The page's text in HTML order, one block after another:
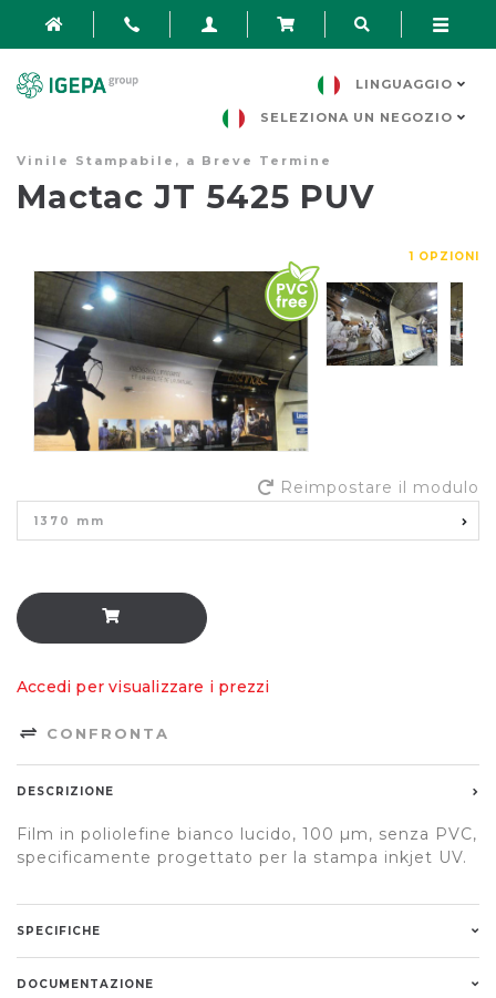
LINGUAGGIO
SELEZIONA UN NEGOZIO
Vinile Stampabile, a Breve Termine
Mactac JT 5425 PUV
1 OPZIONI
Reimpostare il modulo
1370 mm
Accedi per visualizzare i prezzi
CONFRONTA
DESCRIZIONE
Film in poliolefine bianco lucido, 100 µm, senza PVC,
specificamente progettato per la stampa inkjet UV.
SPECIFICHE
DOCUMENTAZIONE